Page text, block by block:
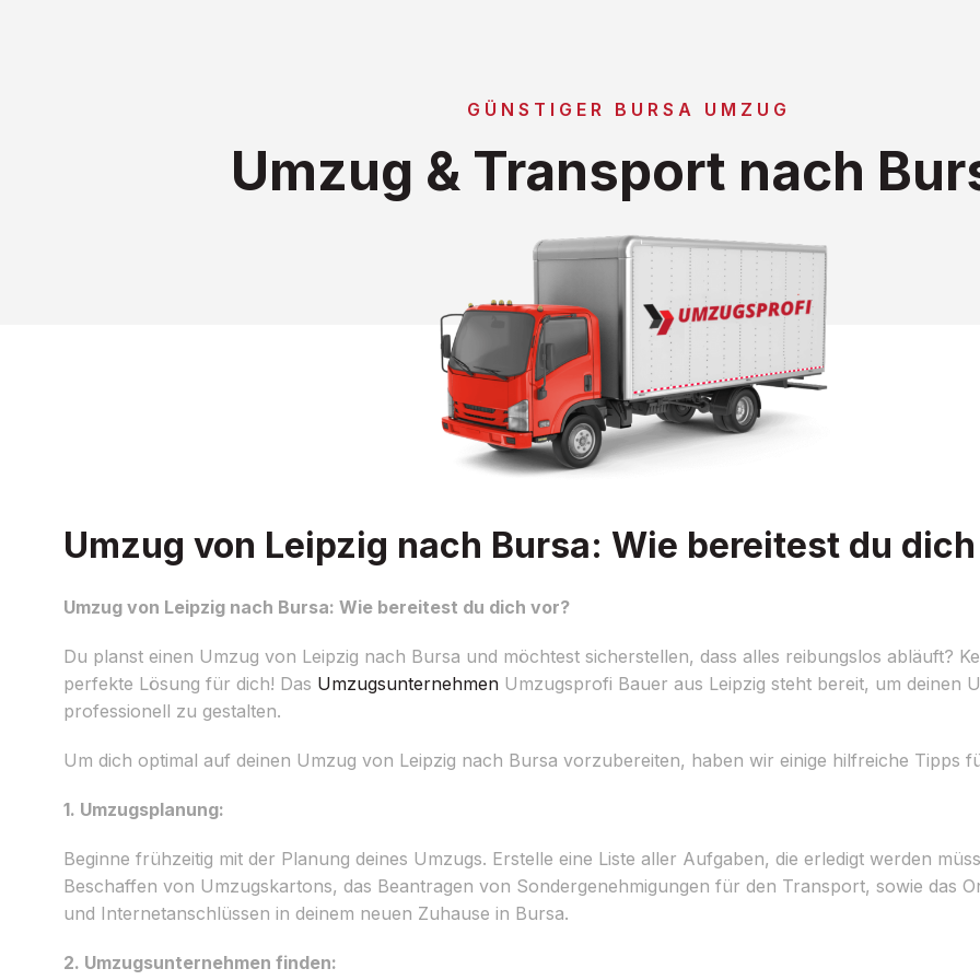
GÜNSTIGER BURSA UMZUG
Umzug & Transport nach
Umzug von Leipzig nach Bursa: Wie bereitest du
Umzug von Leipzig nach Bursa: Wie bereitest du dich vor?
Du planst einen Umzug von Leipzig nach Bursa und möchtest sicherstellen, dass alles reibungslos abläuft?
perfekte Lösung für dich! Das Umzugsunternehmen Umzugsprofi Bauer aus Leipzig steht bereit, um deinen
professionell zu gestalten.
Um dich optimal auf deinen Umzug von Leipzig nach Bursa vorzubereiten, haben wir einige hilfreiche Tipps
1. Umzugsplanung:
Beginne frühzeitig mit der Planung deines Umzugs. Erstelle eine Liste aller Aufgaben, die erledigt werden
Beschaffen von Umzugskartons, das Beantragen von Sondergenehmigungen für den Transport, sowie das
und Internetanschlüssen in deinem neuen Zuhause in Bursa.
2. Umzugsunternehmen finden: